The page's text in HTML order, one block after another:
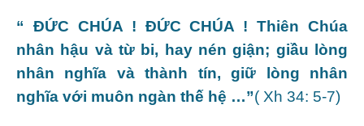
“ ĐỨC CHÚA ! ĐỨC CHÚA ! Thiên Chúa
nhân hậu và từ bi, hay nén giận; giầu lòng
nhân nghĩa và thành tín, giữ lòng nhân
nghĩa với muôn ngàn thế hệ …”( Xh 34: 5-7)